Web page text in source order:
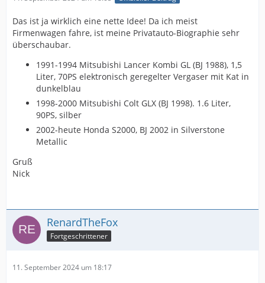
Das ist ja wirklich eine nette Idee! Da ich meist
Firmenwagen fahre, ist meine Privatauto-Biographie sehr
überschaubar.
1991-1994 Mitsubishi Lancer Kombi GL (BJ 1988), 1,5
Liter, 70PS elektronisch geregelter Vergaser mit Kat in
dunkelblau
1998-2000 Mitsubishi Colt GLX (BJ 1998). 1.6 Liter,
90PS, silber
2002-heute Honda S2000, BJ 2002 in Silverstone
Metallic
Gruß
Nick
RenardTheFox
Fortgeschrittener
11. September 2024 um 18:17